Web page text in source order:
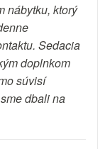
nábytku, ktorý
Sedacia
doplnkom
súvisí
dbali na